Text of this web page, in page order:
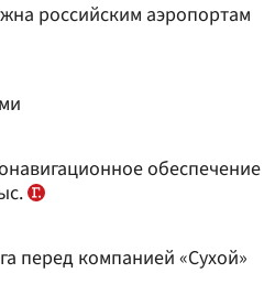
российским аэропортам
обеспечение
перед компанией «Сухой»